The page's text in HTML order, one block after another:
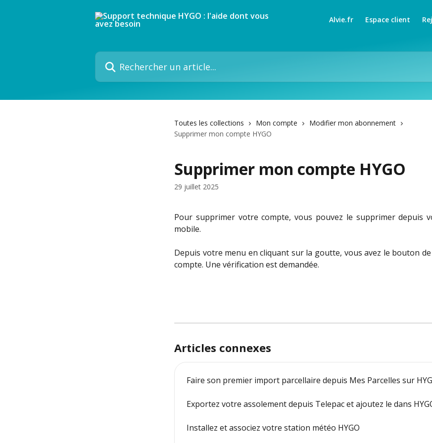
Alvie.fr Espace client
Rechercher un article...
Toutes les collections Mon compte
Modifier mon abonnement
Supprimer mon compte HYGO
Supprimer mon compte HYGO
29 juillet 2025
Pour supprimer votre compte, vous pouvez le supprimer depuis
mobile.
Depuis votre menu en cliquant sur la goutte, vous avez le bouton
compte. Une vérification est demandée.
Articles connexes
Faire son premier import parcellaire depuis Mes Parcelles sur
Exportez votre assolement depuis Telepac et ajoutez le dans
Installez et associez votre station météo HYGO